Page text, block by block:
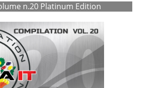
n.20 Platinum Edition